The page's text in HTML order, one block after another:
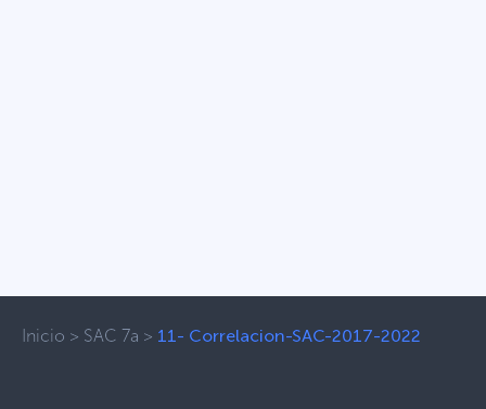
Inicio > SAC 7a > 11- Correlacion-SAC-2017-2022